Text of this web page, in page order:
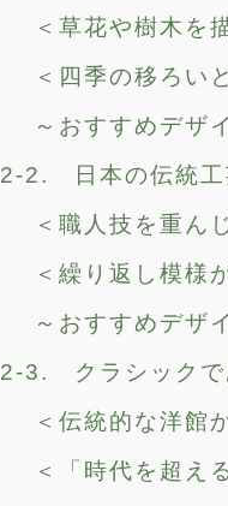
＜草花や樹木を
＜四季の移ろい
～おすすめデザ
2-2. 日本の伝統工
＜職人技を重ん
＜繰り返し模様
～おすすめデザ
2-3. クラシックで
＜伝統的な洋館
＜「時代を超え